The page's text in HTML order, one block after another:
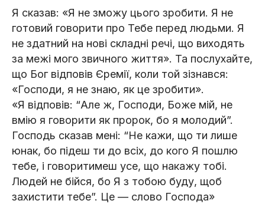
Я сказав: «Я не зможу цього зробити. Я не
готовий говорити про Тебе перед людьми. Я
не здатний на нові складні речі, що виходять
за межі мого звичного життя». Та послухайте,
що Бог відповів Єремії, коли той зізнався:
«Господи, я не знаю, як це зробити».
«Я відповів: “Але ж, Господи, Боже мій, не
вмію я говорити як пророк, бо я молодий”.
Господь сказав мені: “Не кажи, що ти лише
юнак, бо підеш ти до всіх, до кого Я пошлю
тебе, і говоритимеш усе, що накажу тобі.
Людей не бійся, бо Я з тобою буду, щоб
захистити тебе”. Це — слово Господа»